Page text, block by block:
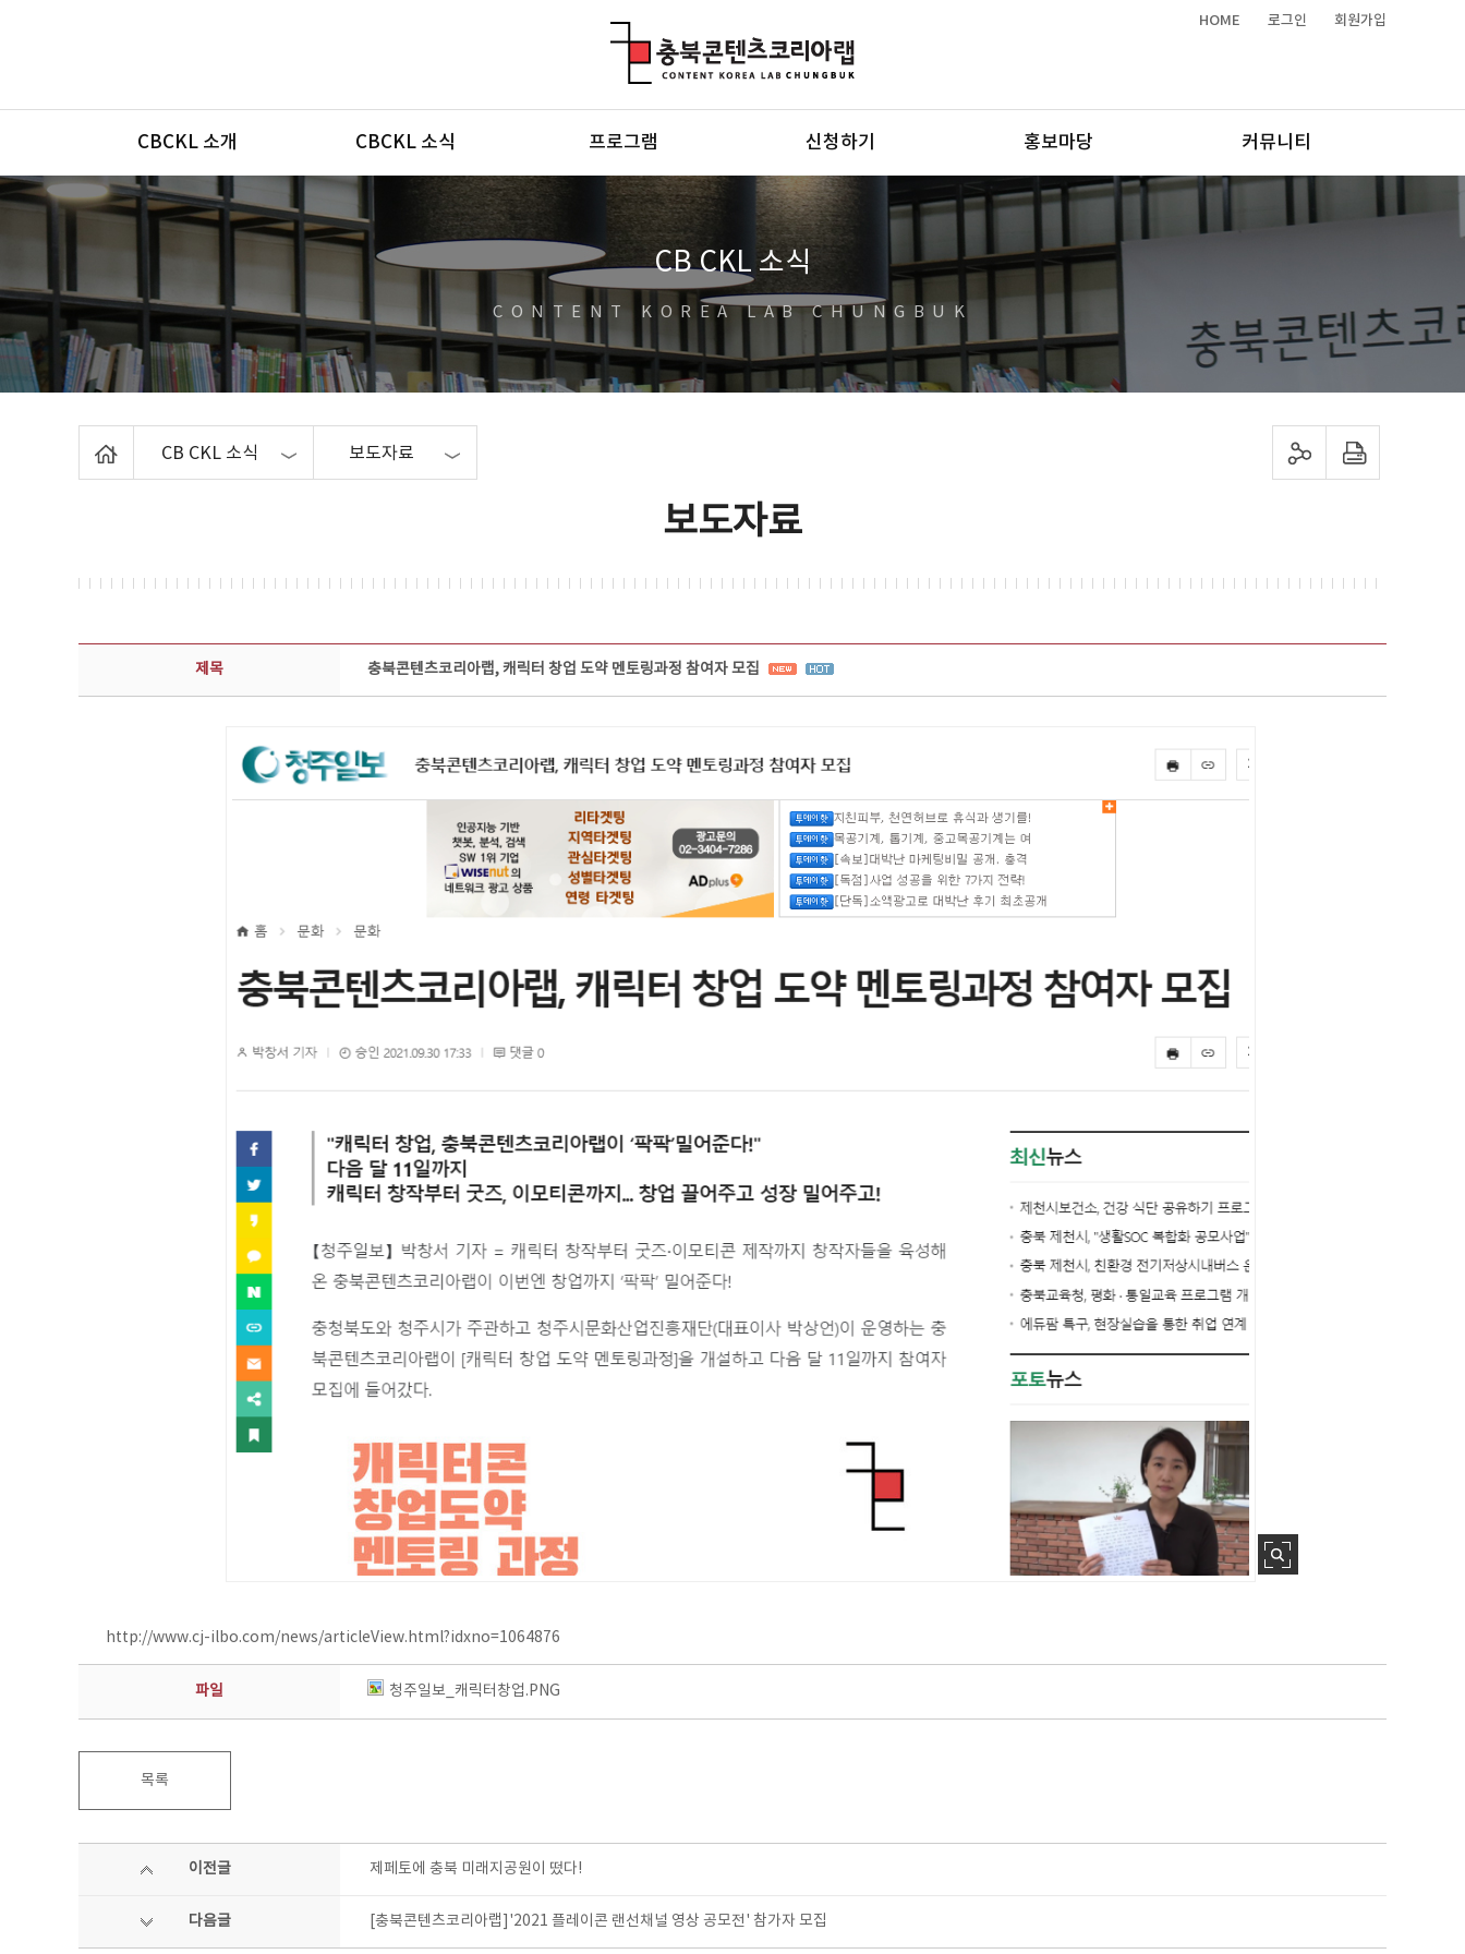
HOME 로그인 회원가입
메뉴
CBCKL 소개 CBCKL 소식 프로그램 신청하기 홍보마당 커뮤니티
CB CKL 소식
CONTENT KOREA LAB CHUNGBUK
CB CKL 소식 보도자료 sns 공유하기 프린트하기
보도자료
보도자료 상세보기 - 제목, 담당부서, 담당자, 담당연락처, 내용, 첨부파일 정보 제공
제목 충북콘텐츠코리아랩, 캐릭터 창업 도약 멘토링과정 참여자 모집
http://www.cj-ilbo.com/news/articleView.html?idxno=1064876
파일 청주일보_캐릭터창업.PNG
목록
이전글 제페토에 충북 미래지공원이 떴다!
다음글 [충북콘텐츠코리아랩]'2021 플레이콘 랜선채널 영상 공모전' 참가자 모집